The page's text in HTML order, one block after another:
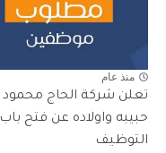
منذ عام
تعلن شركة الحاج محمود
حبيبه واولاده عن فتح باب
التوظيف